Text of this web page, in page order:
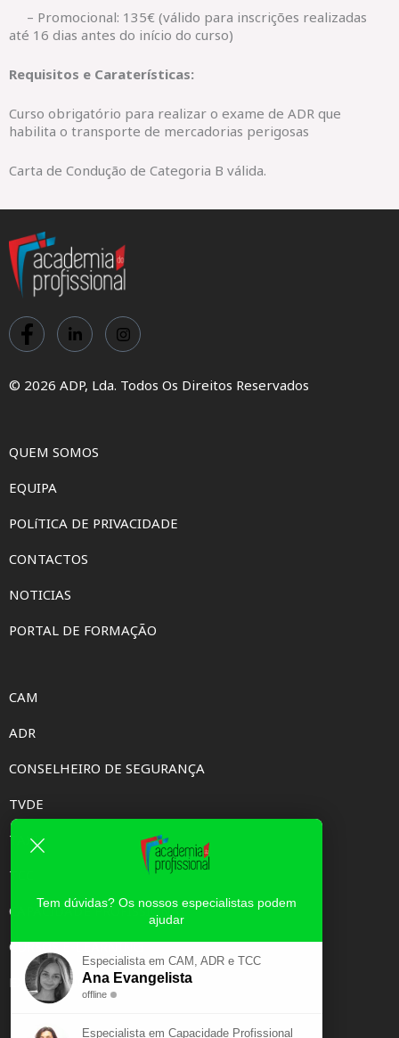
– Promocional: 135€ (válido para inscrições realizadas
até 16 dias antes do início do curso)
Requisitos e Caraterísticas:
Curso obrigatório para realizar o exame de ADR que
habilita o transporte de mercadorias perigosas
Carta de Condução de Categoria B válida.
© 2026 ADP, Lda. Todos Os Direitos Reservados
QUEM SOMOS
EQUIPA
POLíTICA DE PRIVACIDADE
CONTACTOS
NOTICIAS
PORTAL DE FORMAÇÃO
CAM
ADR
CONSELHEIRO DE SEGURANÇA
TVDE
TAXI
TCC
CAPACIDADE PROFISSIONAL
CURSOS E-LEARNING
EXAME PSICOTÉCNICO
Tem dúvidas? Os nossos especialistas podem
ajudar
Especialista em CAM, ADR e TCC
Ana Evangelista
offline
Especialista em Capacidade Profissional